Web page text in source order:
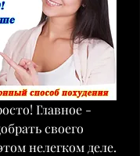
Главное -
своего
нелегком деле.